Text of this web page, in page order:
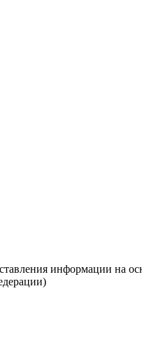
информации на